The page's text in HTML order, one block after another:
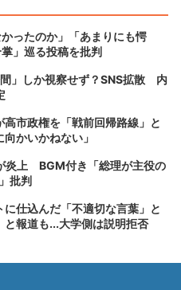
ったのか」「あまりにも愕
」巡る投稿を批判
」しか視察せず？SNS拡散 内
市政権を「戦前回帰路線」と
かいかねない」
炎上 BGM付き「総理が主役の
批判
仕込んだ「不適切な言葉」と
報道も...大学側は説明拒否